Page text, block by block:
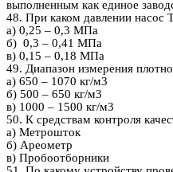
выполненным как единое
48. При каком давлении насос
а) 0,25 – 0,3 МПа
б) 0,3 – 0,41 МПа
в) 0,15 – 0,18 МПа
49. Диапазон измерения
а) 650 – 1070 кг/м3
б) 500 – 650 кг/м3
в) 1000 – 1500 кг/м3
50. К средствам контроля
а) Метрошток
б) Ареометр
в) Пробоотборники